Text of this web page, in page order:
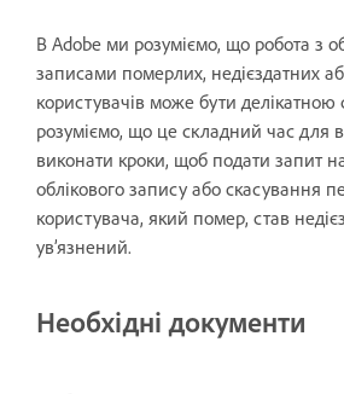
В Adobe ми розуміємо, що робота з
записами померлих, недієздатних
користувачів може бути
розуміємо, що це складний час для
виконати кроки, щоб подати запит
облікового запису або скасування
користувача, який помер, став
ув’язнений.
Необхідні документи